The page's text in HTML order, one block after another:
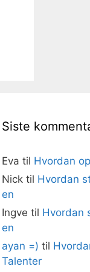
Siste
Eva til Hvordan
Nicktil Hvordan
en
Ingve til Hvordan
en
ayan =) til
Talenter